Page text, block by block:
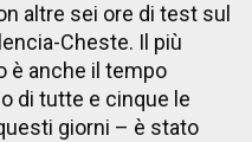
altre sei ore di test sul
Cheste. Il più
è anche il tempo
di tutte e cinque le
giorni – è stato